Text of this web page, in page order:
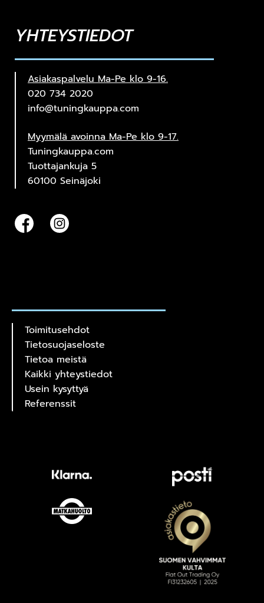
YHTEYSTIEDOT
Asiakaspalvelu Ma-Pe klo 9-16.
020 734 2020
info@tuningkauppa.com
Myymälä avoinna Ma-Pe klo 9-17.
Tuningkauppa.com
Tuottajankuja 5
60100 Seinäjoki
Toimitusehdot
Tietosuojaseloste
Tietoa meistä
Kaikki yhteystiedot
Usein kysyttyä
Referenssit